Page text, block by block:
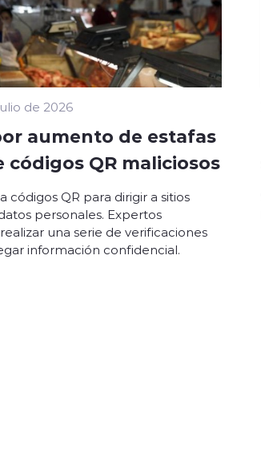
de 2026
aumento de estafas
códigos QR maliciosos
códigos QR para dirigir a sitios
personales. Expertos
una serie de verificaciones
información confidencial.